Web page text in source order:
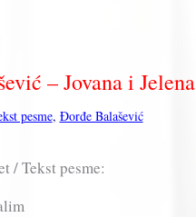
– Jovana i Jelena
pesme, Đorđe Balašević
/ Tekst pesme: